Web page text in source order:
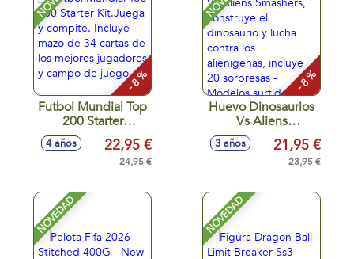
- 8 %
Futbol Mundial Top
200 Starter
Kit.Juega y
compite. Incluye
mazo de 34 cartas
jugadores y campo
de juego.
4 años 22,95 €
24,95 €
- 8 %
Huevo Dinosaurios
Vs Aliens
Smashers,
construye el
dinosaurio y lucha
alienigenas, incluye
20 sorpresas -
Modelos surtidos
3 años 21,95 €
23,95 €
NOVEDAD NOVEDAD